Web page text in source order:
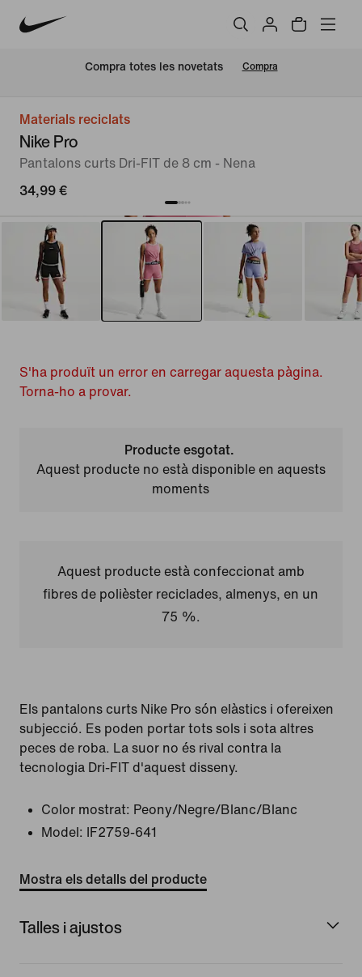
Compra totes les novetats Compra
Materials reciclats
Nike Pro
Pantalons curts Dri-FIT de 8 cm - Nena
34,99 €
S'ha produït un error en carregar aquesta pàgina.
Torna-ho a provar.
Producte esgotat.
Aquest producte no està disponible en aquests
moments
Aquest producte està confeccionat amb
fibres de polièster reciclades, almenys, en un
75 %.
Els pantalons curts Nike Pro són elàstics i ofereixen
subjecció. Es poden portar tots sols i sota altres
peces de roba. La suor no és rival contra la
tecnologia Dri-FIT d'aquest disseny.
Color mostrat: Peony/Negre/Blanc/Blanc
Model:
IF2759-641
Mostra els detalls del producte
Talles i ajustos